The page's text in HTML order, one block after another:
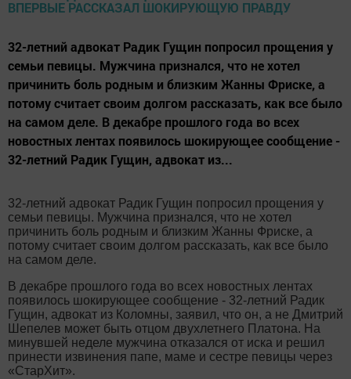
32-летний адвокат Радик Гущин попросил прощения у
семьи певицы. Мужчина признался, что не хотел
причинить боль родным и близким Жанны Фриске, а
потому считает своим долгом рассказать, как все было
на самом деле. В декабре прошлого года во всех
новостных лентах появилось шокирующее сообщение -
32-летний Радик Гущин, адвокат из...
32-летний адвокат Радик Гущин попросил прощения у
семьи певицы. Мужчина признался, что не хотел
причинить боль родным и близким Жанны Фриске, а
потому считает своим долгом рассказать, как все было
на самом деле.
В декабре прошлого года во всех новостных лентах
появилось шокирующее сообщение - 32-летний Радик
Гущин, адвокат из Коломны, заявил, что он, а не Дмитрий
Шепелев может быть отцом двухлетнего Платона. На
минувшей неделе мужчина отказался от иска и решил
принести извинения папе, маме и сестре певицы через
«СтарХит».